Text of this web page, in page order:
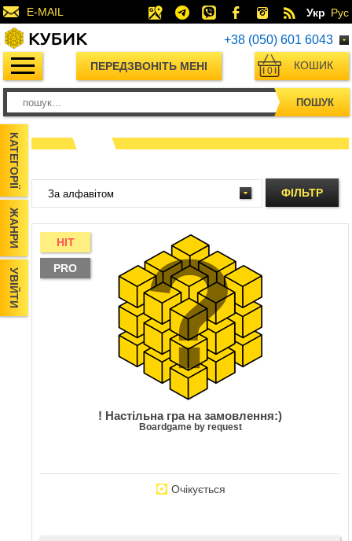
E-MAIL Укр Рус
+38 (050) 601 6043
ПЕРЕДЗВОНІТЬ МЕНІ КОШИК
0
ПОШУК
КАТЕГОРІЇ
ЖАНРИ
УВІЙТИ
ФІЛЬТР
HIT
PRO
! Настільна гра на замовлення:)
Boardgame by request
Очікується